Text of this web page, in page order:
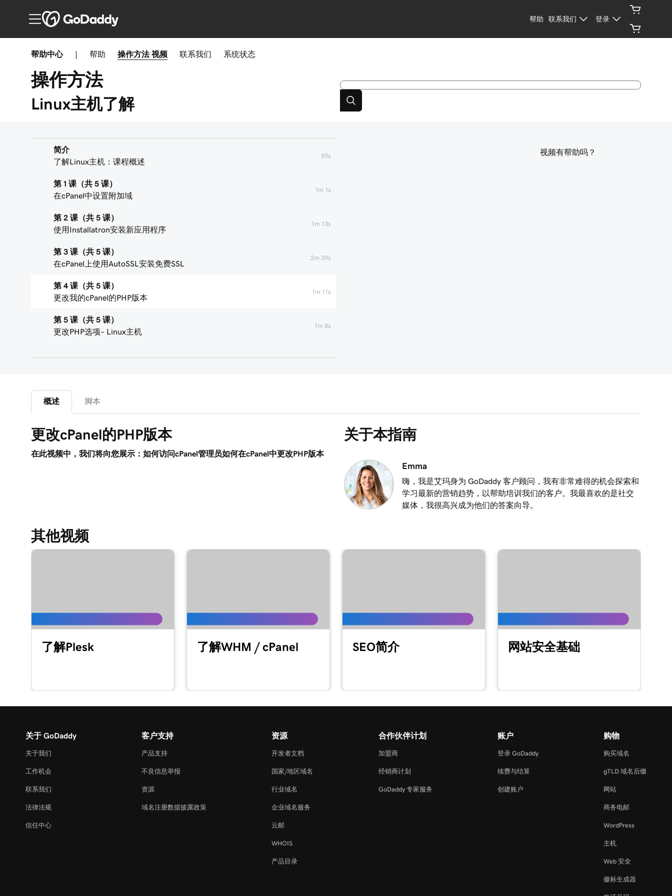
帮助 联系我们 登录
帮助中心 帮助 操作方法 视频 联系我们 系统状态
操作方法
Linux主机了解
简介
了解Linux主机：课程概述
59s
第 1 课（共 5 课）
在cPanel中设置附加域
1m 1s
第 2 课（共 5 课）
使用Installatron安装新应用程序
1m 13s
第 3 课（共 5 课）
在cPanel上使用AutoSSL安装免费SSL
2m 39s
第 4 课（共 5 课）
更改我的cPanel的PHP版本
1m 11s
第 5 课（共 5 课）
更改PHP选项– Linux主机
1m 8s
视频有帮助吗？
概述 脚本
更改cPanel的PHP版本
在此视频中，我们将向您展示：如何访问cPanel管理员如何在cPanel中更改PHP版本
关于本指南
Emma
嗨，我是艾玛身为 GoDaddy 客户顾问，我有非常难得的机会探索和
学习最新的营销趋势，以帮助培训我们的客户。我最喜欢的是社交
媒体，我很高兴成为他们的答案向导。
其他视频
了解Plesk 了解WHM / cPanel SEO简介 网站安全基础
关于 GoDaddy
关于我们
工作机会
联系我们
法律法规
信任中心
客户支持
产品支持
不良信息举报
资源
域名注册数据披露政策
资源
开发者文档
国家/地区域名
行业域名
企业域名服务
云邮
WHOIS
产品目录
合作伙伴计划
加盟商
经销商计划
GoDaddy 专家服务
账户
登录 GoDaddy
续费与结算
创建账户
购物
购买域名
gTLD 域名后缀
网站
商务电邮
WordPress
主机
Web 安全
徽标生成器